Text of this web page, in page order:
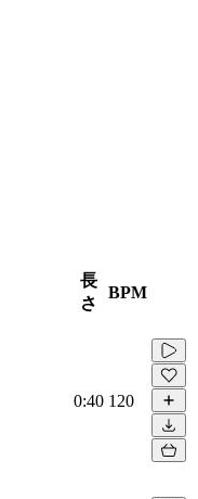
長
さ
BPM
0:40 120